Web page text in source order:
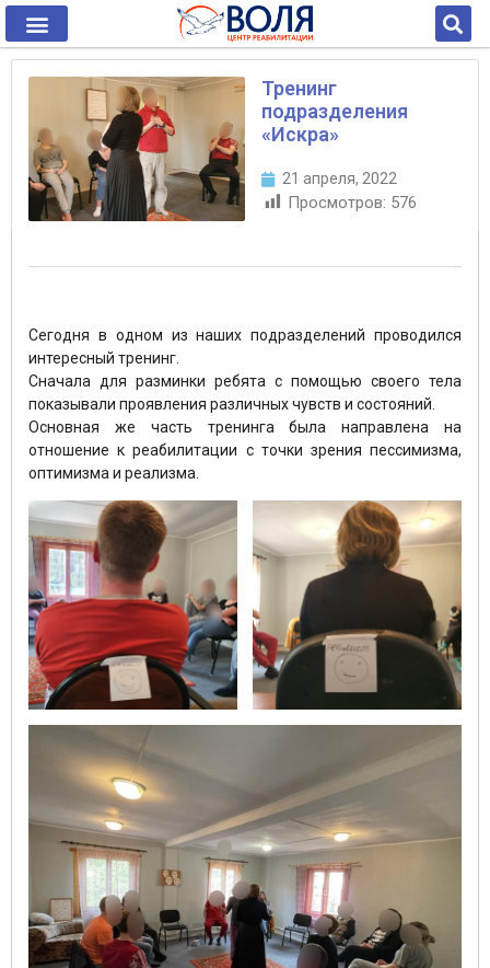
Тренинг
подразделения
«Искра»
21 апреля, 2022
Просмотров: 576
Сегодня в одном из наших подразделений проводился
интересный тренинг.
Сначала для разминки ребята с помощью своего тела
показывали проявления различных чувств и состояний.
Основная же часть тренинга была направлена на
отношение к реабилитации с точки зрения пессимизма,
оптимизма и реализма.